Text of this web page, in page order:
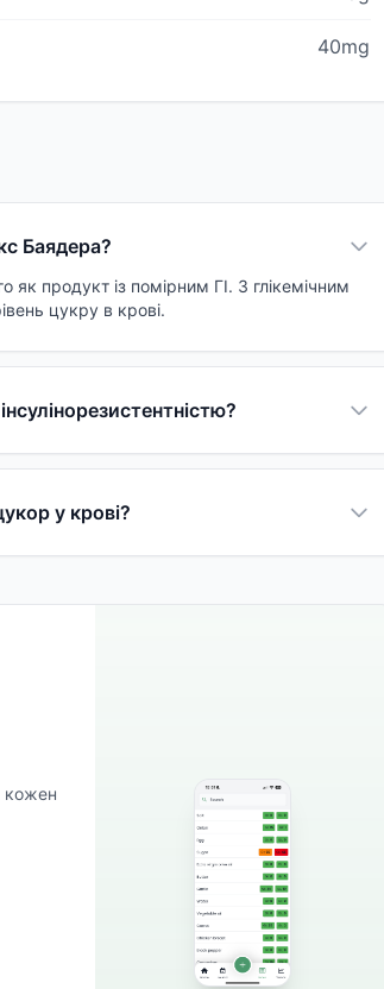
40mg
Баядера?
як продукт із помірним ГІ. З глікемічним
цукру в крові.
у крові?
кожен